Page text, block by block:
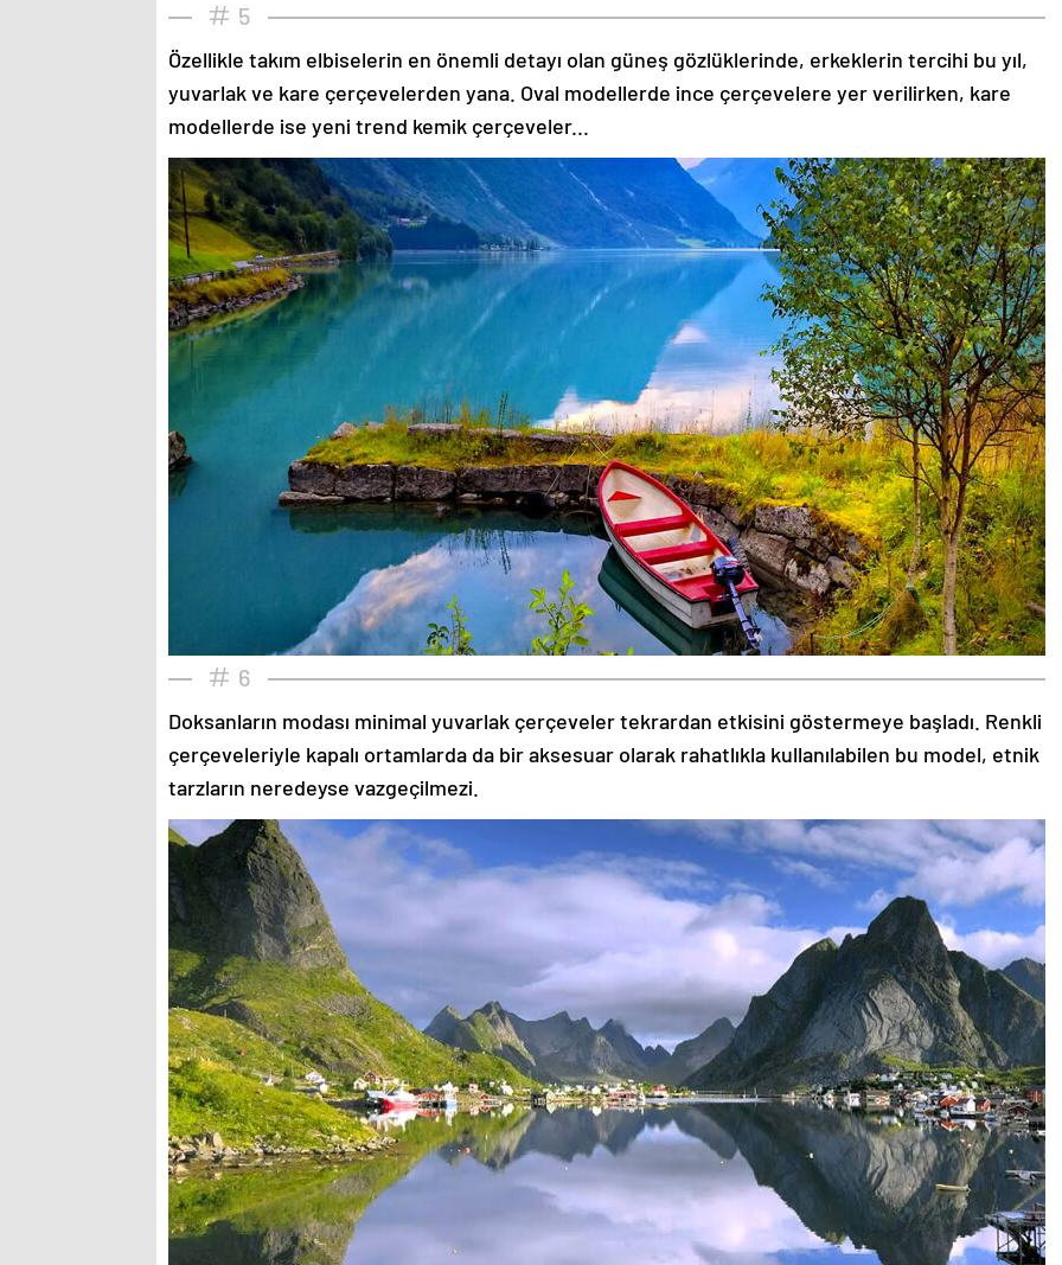
5
Özellikle takım elbiselerin en önemli detayı olan güneş gözlüklerinde, erkeklerin tercihi bu yıl,
yuvarlak ve kare çerçevelerden yana. Oval modellerde ince çerçevelere yer verilirken, kare
modellerde ise yeni trend kemik çerçeveler...
6
Doksanların modası minimal yuvarlak çerçeveler tekrardan etkisini göstermeye başladı. Renkli
çerçeveleriyle kapalı ortamlarda da bir aksesuar olarak rahatlıkla kullanılabilen bu model, etnik
tarzların neredeyse vazgeçilmezi.